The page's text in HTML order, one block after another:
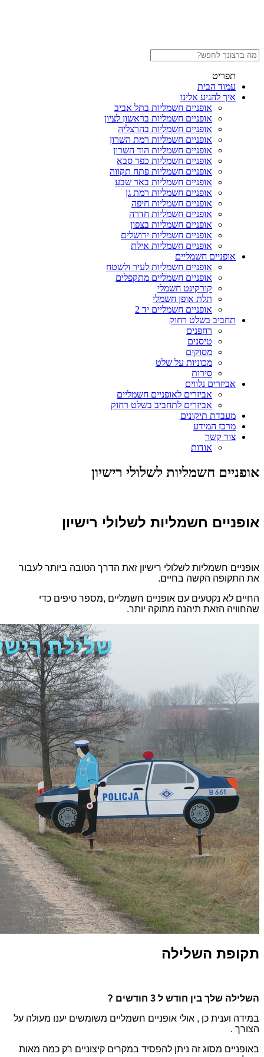
תפריט
עמוד הבית
איך להגיע אלינו
אופניים חשמליות בתל אביב
אופניים חשמליות בראשון לציון
אופניים חשמליות בהרצליה
אופניים חשמליות רמת השרון
אופניים חשמליות הוד השרון
אופניים חשמליות כפר סבא
אופניים חשמליות פתח תקווה
אופניים חשמליות באר שבע
אופניים חשמליות רמת גן
אופניים חשמליות חיפה
אופניים חשמליות חדרה
אופניים חשמליות בצפון
אופניים חשמליות ירושלים
אופניים חשמליות אילת
אופניים חשמליים
אופניים חשמליות לעיר ולשטח
אופניים חשמליים מתקפלים
קורקינט חשמלי
תלת אופן חשמלי
אופניים חשמליים יד 2
תחביב בשלט רחוק
רחפנים
טיסנים
מסוקים
מכוניות על שלט
סירות
אביזרים נלווים
אביזרים לאופניים חשמליים
אביזרים לתחביב בשלט רחוק
מעבדת תיקונים
מרכז המידע
צור קשר
אודות
אופניים חשמליות לשלולי רישיון
אופניים חשמליות לשלולי רישיון
אופניים חשמליות לשלולי רישיון זאת הדרך הטובה ביותר לעבור
את התקופה הקשה בחיים.
החיים לא נקטעים עם אופניים חשמליים ,מספר טיפים כדי
שהחוויה הזאת תיהנה מתוקה יותר.
תקופת השלילה
השלילה שלך בין חודש ל 3 חודשים ?
במידה וענית כן , אולי אופניים חשמליים משומשים יענו מעולה על
הצורך .
באופניים מסוג זה ניתן להפסיד במקרים קיצוניים רק כמה מאות